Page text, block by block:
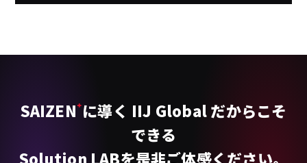
SAIZEN⁺に導く IIJ Global だからこそ
できる
Solution LABを是非ご体感ください。